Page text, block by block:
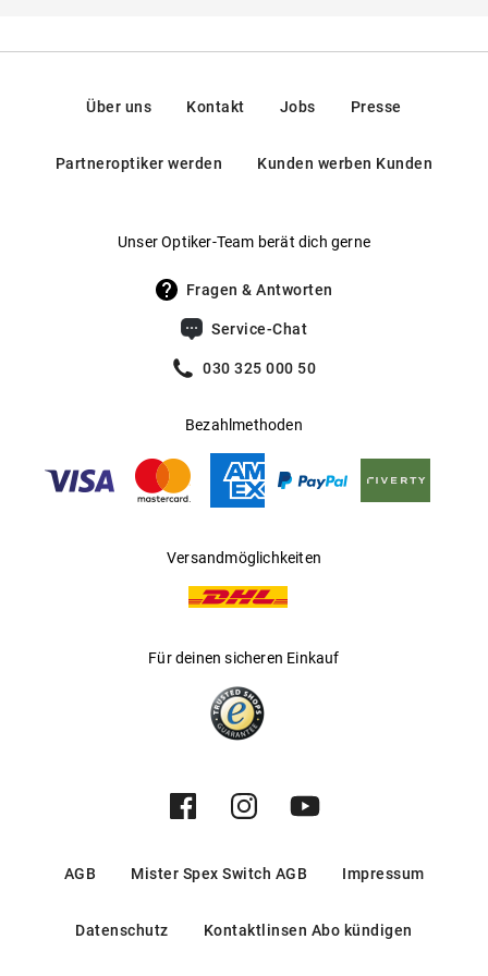
Mister Spex einen kostenlosen Sehtest und Brillenanpassung.
Über uns Kontakt Jobs Presse
Partneroptiker werden Kunden werben Kunden
Unser Optiker-Team berät dich gerne
Fragen & Antworten
Service-Chat
030 325 000 50
Bezahlmethoden
Versandmöglichkeiten
Für deinen sicheren Einkauf
AGB Mister Spex Switch AGB Impressum
Datenschutz Kontaktlinsen Abo kündigen